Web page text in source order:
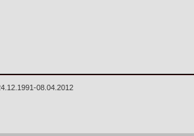
08.04.2012